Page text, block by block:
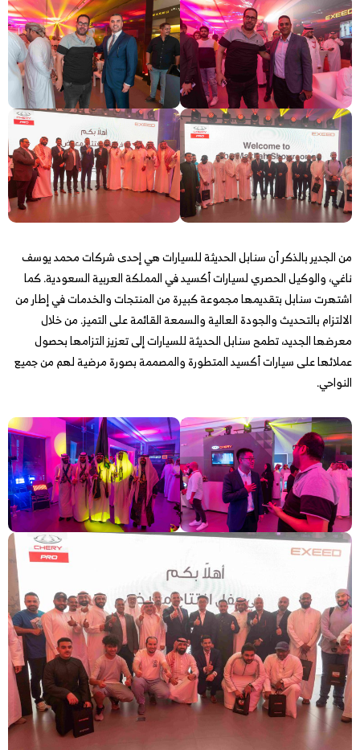
من الجدير بالذكر أن سنابل الحديثة للسيارات هي إحدى شركات محمد يوسف
ناغي، والوكيل الحصري لسيارات أكسيد في المملكة العربية السعودية. كما
اشتهرت سنابل بتقديمها مجموعة كبيرة من المنتجات والخدمات في إطار من
الالتزام بالتحديث والجودة العالية والسمعة القائمة على التميز. من خلال
معرضها الجديد، تطمح سنابل الحديثة للسيارات إلى تعزيز التزامها بحصول
عملائها على سيارات أكسيد المتطورة والمصممة بصورة مرضية لهم من جميع
النواحي.